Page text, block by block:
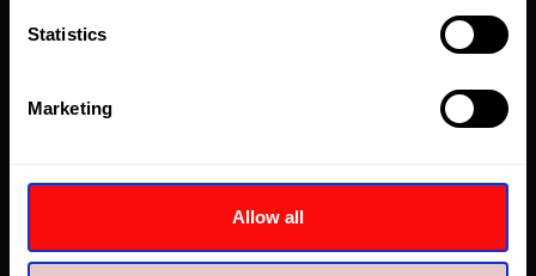
Statistics
Marketing
Allow all
Cilindros A Medida De 1012 Toneladas De Capacidad
International